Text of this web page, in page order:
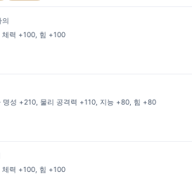
의
체력 +100, 힘 +100
명성 +210, 물리 공격력 +110, 지능 +80, 힘 +80
체력 +100, 힘 +100